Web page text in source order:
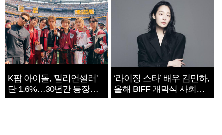
K팝 아이돌, '밀리언셀러'
단 1.6%…30년간 등장
1182개팀 전수조사
‘라이징 스타’ 배우 김민하,
올해 BIFF 개막식 사회자
확정